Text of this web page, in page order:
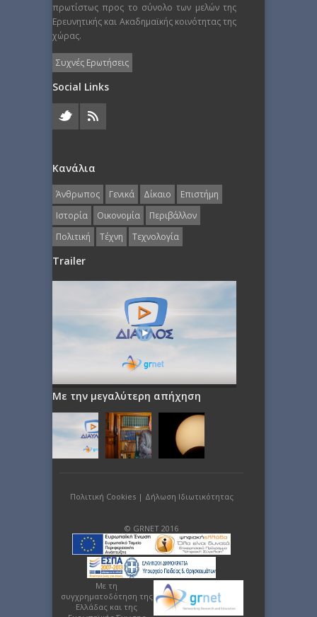
πρωτίστως προς το σύνολο των μελών της
Ερευνητικής και Ακαδημαϊκής κοινότητας της
χώρας.
Συχνές Ερωτήσεις
Social Links
Κανάλια
Άνθρωπος Γενικά Δίκαιο
Επιστήμη
Ιστορία
Οικονομία
Περιβάλλον
Πολιτική
Τέχνη Τεχνολογία
Trailer
Με την μεγαλύτερη απήχηση
Πολιτική Cookies| Δήλωση Ιδιωτικότητας
© GRNET 2016
Με τη
συγχρηματοδότηση της
Ελλάδας και της